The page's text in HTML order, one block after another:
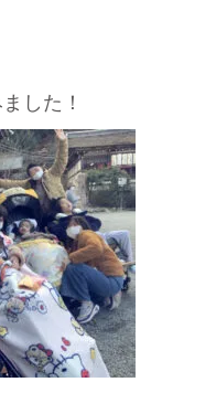
した！